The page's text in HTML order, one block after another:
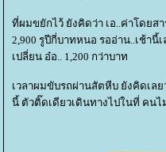
ที่ผมขยักไว้ ยังคิดว่า เอ..ค่าโดยส
2,900 รูปีกี่บาทหนอ รออ่าน..เช้านี้
เปลี่ยน อ๋อ.. 1,200 กว่าบาท
เวลาผมขับรถผ่านสัตหีบ ยังคิดเล
นี้ ตัวติ๊ดเดียวเดินทางไปในที่ คนไม่